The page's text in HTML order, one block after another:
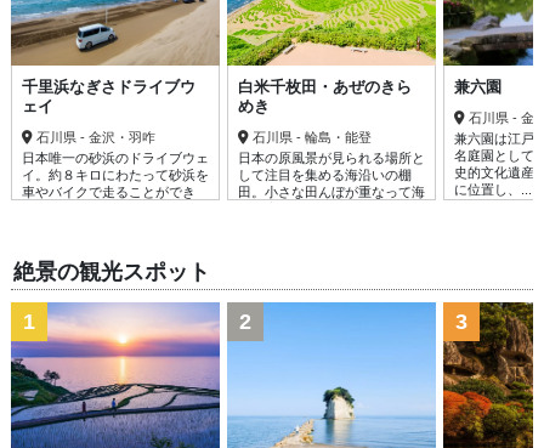
千里浜なぎさドライブウ
ェイ
石川県 - 金沢・羽咋
日本唯一の砂浜のドライブウェ
イ。約８キロにわたって砂浜を
車やバイクで走ることができ
白米千枚田・あぜのきら
めき
石川県 - 輪島・能登
日本の原風景が見られる場所と
して注目を集める海沿いの棚
田。小さな田んぼが重なって海
兼六園
石川県 - 金
兼六園は江戸
名庭園として
史的文化遺産
に位置し、......
絶景の観光スポット
1 2 3